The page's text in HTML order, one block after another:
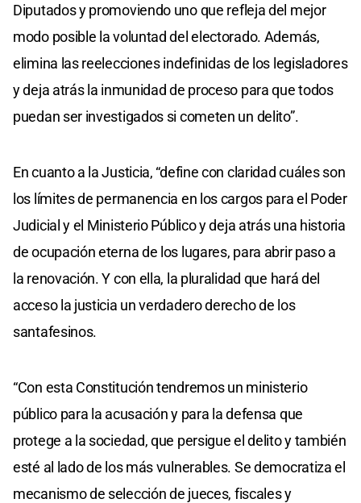
Diputados y promoviendo uno que refleja del mejor
modo posible la voluntad del electorado. Además,
elimina las reelecciones indefinidas de los legisladores
y deja atrás la inmunidad de proceso para que todos
puedan ser investigados si cometen un delito”.
En cuanto a la Justicia, “define con claridad cuáles son
los límites de permanencia en los cargos para el Poder
Judicial y el Ministerio Público y deja atrás una historia
de ocupación eterna de los lugares, para abrir paso a
la renovación. Y con ella, la pluralidad que hará del
acceso la justicia un verdadero derecho de los
santafesinos.
“Con esta Constitución tendremos un ministerio
público para la acusación y para la defensa que
protege a la sociedad, que persigue el delito y también
esté al lado de los más vulnerables. Se democratiza el
mecanismo de selección de jueces, fiscales y